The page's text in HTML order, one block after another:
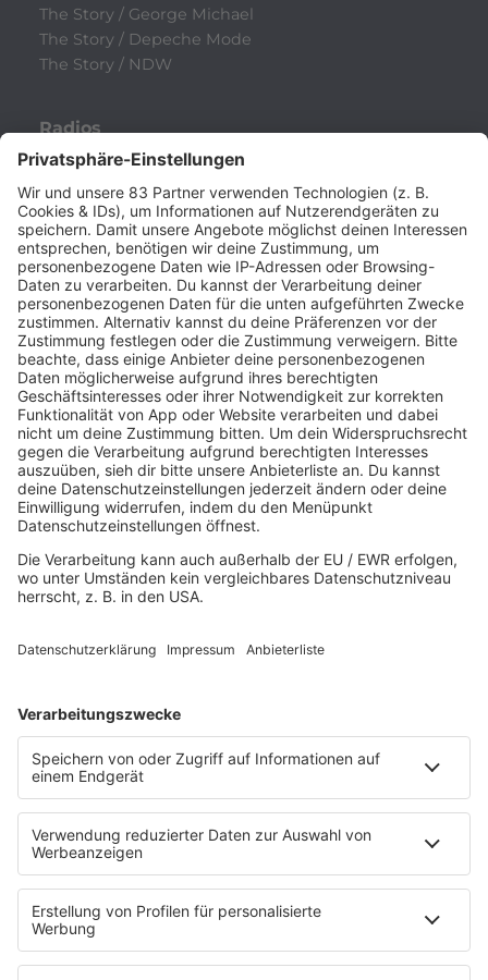
The Story / George Michael
The Story / Depeche Mode
The Story / NDW
Radios
80s80s
80s80s ALTERNATIVE
80s80s BOWIE
80s80s BREAKDANCE
80s80s DANCE
80s80s DARK WAVE
80s80s DEPECHE MODE
80s80s DEUTSCH
80s80s DINNERPARTY
80s80s EBM
80s80s FREESTYLE
80s80s FUNK & SOUL
80s80s HIPHOP
80s80s IN THE MIX
80s80s ITALO DISCO
80s80s ITALO DISCO IN THE MIX
80s80s JACKSON
80s80s LIVE
80s80s MAXIS
80s80s PARTY
80s80s POP STORIES
80s80s PRINCE
80s80s QUEEN
80s80s REGGAE
80s80s ROCK
80s80s ROMANTIC ROCK
80s80s SOUL BALLADS
80s80s SUMMER
80s80s TECHNO
80s80s WAVE